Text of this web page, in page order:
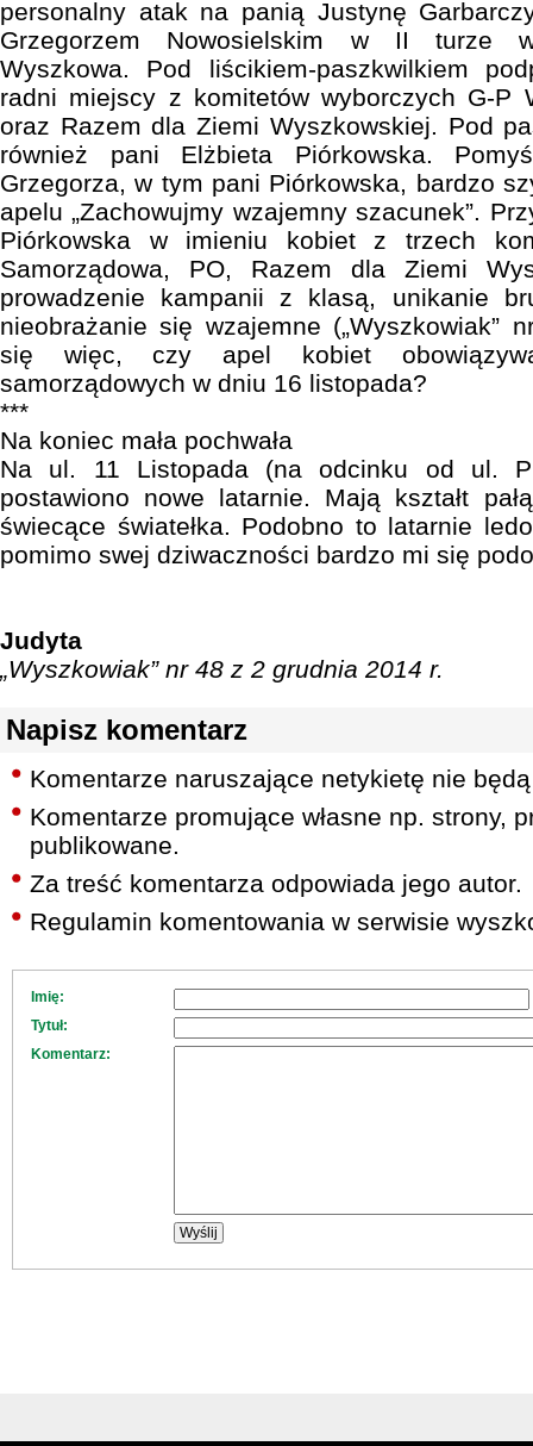
personalny atak na panią Justynę
Grzegorzem Nowosielskim w II turze
Wyszkowa. Pod liścikiem-paszkwilkiem
radni miejscy z komitetów wyborczych G-P
oraz Razem dla Ziemi Wyszkowskiej. Pod
również pani Elżbieta Piórkowska.
Grzegorza, w tym pani Piórkowska, bardzo
apelu „Zachowujmy wzajemny szacunek”.
Piórkowska w imieniu kobiet z trzech
Samorządowa, PO, Razem dla Ziemi
prowadzenie kampanii z klasą, unikanie
nieobrażanie się wzajemne („Wyszkowiak”
się więc, czy apel kobiet
samorządowych w dniu 16 listopada?
***
Na koniec mała pochwała
Na ul. 11 Listopada (na odcinku od ul.
postawiono nowe latarnie. Mają kształt
świecące światełka. Podobno to latarnie
pomimo swej dziwaczności bardzo mi się
Judyta
„Wyszkowiak” nr 48 z 2 grudnia 2014 r.
Napisz komentarz
Komentarze naruszające netykietę nie
Komentarze promujące własne np. strony,
publikowane.
Za treść komentarza odpowiada jego autor.
Regulamin komentowania w serwisie
Imię:
Tytuł:
Komentarz: